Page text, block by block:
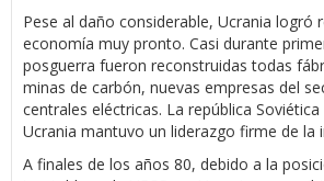
Pese al daño considerable, Ucrania logró
economía muy pronto. Casi durante
posguerra fueron reconstruidas todas
minas de carbón, nuevas empresas del
centrales eléctricas. La república Soviética
Ucrania mantuvo un liderazgo firme de la
A finales de los años 80, debido a la